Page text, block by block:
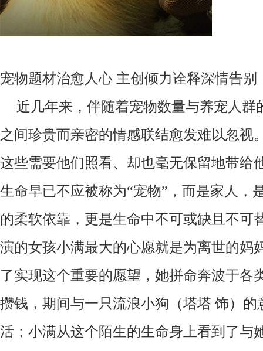
宠物题材治愈人心 主创倾力诠释深情告别
近几年来，伴随着宠物数量与养宠人群
之间珍贵而亲密的情感联结愈发难以忽视
这些需要他们照看、却也毫无保留地带给
生命早已不应被称为“宠物”，而是家人，
的柔软依靠，更是生命中不可或缺且不可
演的女孩小满最大的心愿就是为离世的妈
了实现这个重要的愿望，她拼命奔波于各
攒钱，期间与一只流浪小狗（塔塔 饰）
活；小满从这个陌生的生命身上看到了与